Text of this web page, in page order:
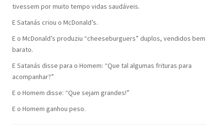
tivessem por muito tempo vidas saudáveis.
E Satanás criou o McDonald’s.
E o McDonald’s produziu “cheeseburguers” duplos, vendidos bem
barato.
E Satanás disse para o Homem: “Que tal algumas frituras para
acompanhar?”
E o Homem disse: “Que sejam grandes!”
E o Homem ganhou peso.